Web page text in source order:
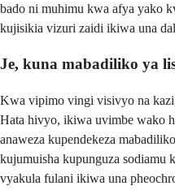
bado ni muhimu kwa afya yako
kujisikia vizuri zaidi ikiwa una
Je, kuna mabadiliko ya
Kwa vipimo vingi visivyo na
Hata hivyo, ikiwa uvimbe wako
anaweza kupendekeza
kujumuisha kupunguza sodiamu
vyakula fulani ikiwa una